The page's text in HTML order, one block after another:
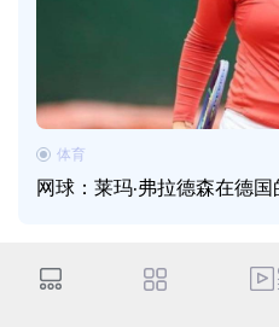
网球：莱玛·弗拉德森在德
体育